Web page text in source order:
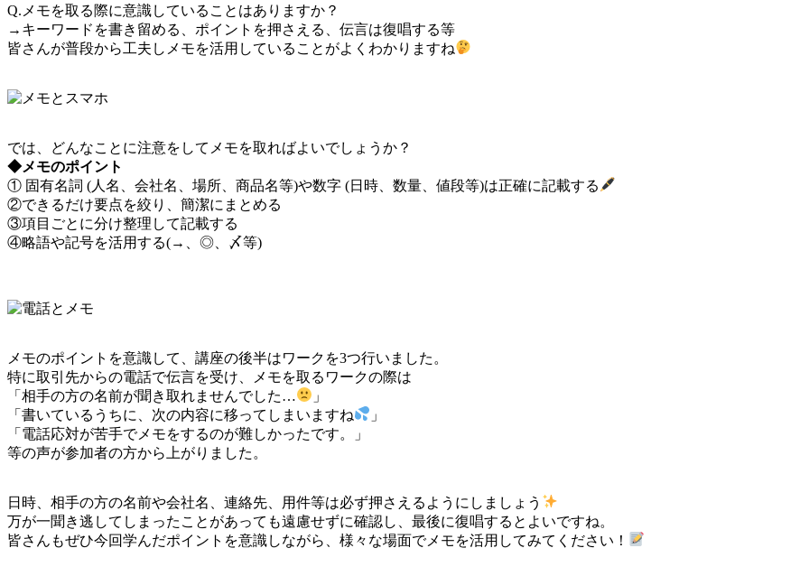
Q.メモを取る際に意識していることはありますか？
→キーワードを書き留める、ポイントを押さえる、伝言は復唱する等
皆さんが普段から工夫しメモを活用していることがよくわかりますね
では、どんなことに注意をしてメモを取ればよいでしょうか？
◆メモのポイント
① 固有名詞 (人名、会社名、場所、商品名等)や数字 (日時、数量、値段等)は正確に記載する
②できるだけ要点を絞り、簡潔にまとめる
③項目ごとに分け整理して記載する
④略語や記号を活用する(→、◎、〆等)
メモのポイントを意識して、講座の後半はワークを3つ行いました。
特に取引先からの電話で伝言を受け、メモを取るワークの際は
「相手の方の名前が聞き取れませんでした…
」
「書いているうちに、次の内容に移ってしまいますね
」
「電話応対が苦手でメモをするのが難しかったです。」
等の声が参加者の方から上がりました。
日時、相手の方の名前や会社名、連絡先、用件等は必ず押さえるようにしましょう
万が一聞き逃してしまったことがあっても遠慮せずに確認し、最後に復唱するとよいですね。
皆さんもぜひ今回学んだポイントを意識しながら、様々な場面でメモを活用してみてください！